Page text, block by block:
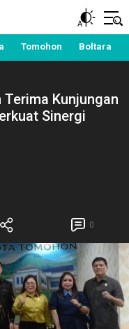
Kawanua, Politik,
dan Nasional
Tomohon Boltara
Terima Kunjungan
Sinergi
0